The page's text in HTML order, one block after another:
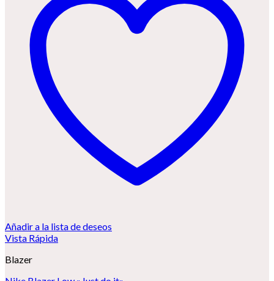
Añadir a la lista de deseos
Vista Rápida
Blazer